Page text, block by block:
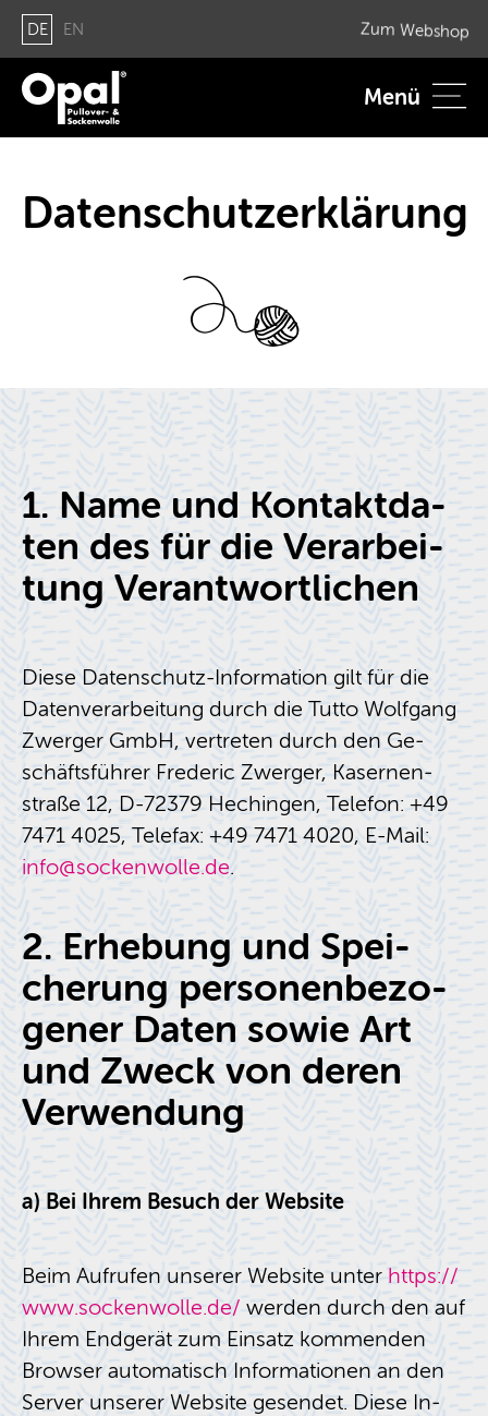
DE EN Zum Web­shop
Menü
Da­ten­schutz­er­klä­rung
1. Name und Kon­takt­da­
ten des für die Ver­ar­bei­
tung Ver­ant­wort­li­chen
Diese Da­ten­schutz-In­for­ma­ti­on gilt für die
Da­ten­ver­ar­bei­tung durch die Tutto Wolf­gang
Zwer­ger GmbH, ver­tre­ten durch den Ge­
schäfts­füh­rer Fre­de­ric Zwer­ger, Ka­ser­nen­
stra­ße 12, D-72379 Hechin­gen, Te­le­fon: +49
7471 4025, Te­le­fax: +49 7471 4020, E-Mail:
info@​sockenwolle.​de.
2. Er­he­bung und Spei­
che­rung per­so­nen­be­zo­
ge­ner Daten sowie Art
und Zweck von deren
Ver­wen­dung
a) Bei Ihrem Be­such der Web­site
Beim Auf­ru­fen un­se­rer Web­site unterhttps://​
www.​sockenwolle.​de/wer­den durch den auf
Ihrem End­ge­rät zum Ein­satz kom­men­den
Brow­ser au­to­ma­tisch In­for­ma­tio­nen an den
Ser­ver un­se­rer Web­site ge­sen­det. Diese In­